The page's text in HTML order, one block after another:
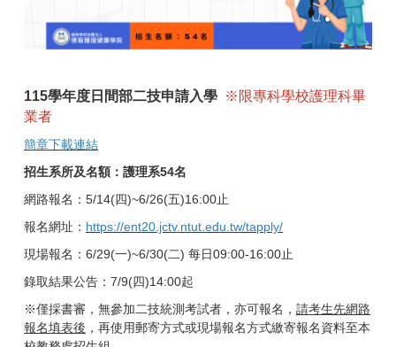
115學年度日間部二技申請入學 ※限專科學校護理科畢
業者
簡章下載連結
招生系所及名額：護理系54名
網路報名：5/14(四)~6/26(五)16:00止
報名網址： https://ent20.jctv.ntut.edu.tw/tapply/
現場報名：6/29(一)~6/30(二) 每日09:00-16:00止
錄取結果公告：7/9(四)14:00起
※僅採書審，無參加二技統測考試者，亦可報名， 請考生先網路
報名填表後 ，再使用郵寄方式或現場報名方式繳寄報名資料至本